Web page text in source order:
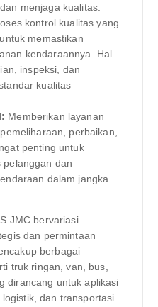
menjaga kualitas.
kontrol kualitas yang
memastikan
kendaraannya. Hal
inspeksi, dan
kualitas
Memberikan layanan
perbaikan,
penting untuk
pelanggan dan
dalam jangka
JMC bervariasi
dan permintaan
berbagai
truk ringan, van, bus,
dirancang untuk aplikasi
dan transportasi